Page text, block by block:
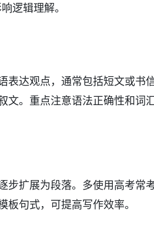
逻辑理解。
表达观点，通常包括短文或书
文。重点注意语法正确性和词
步扩展为段落。多使用高考常
板句式，可提高写作效率。